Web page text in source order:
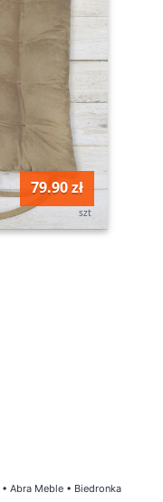
79.90 zł
szt
• Abra Meble • Biedronka